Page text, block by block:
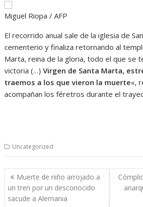
Miguel Riopa / AFP
El recorrido anual sale de la iglesia de
cementerio y finaliza retornando al
Marta, reina de la gloria, todo el que se
victoria (…)Virgen de Santa Marta,
traemos a los que vieron la muerte«,
acompañan los féretros durante el
Uncategorized
Navegación
de
entradas
Muerte de niño arrojado a
un tren por un desconocido
sacude a Alemania